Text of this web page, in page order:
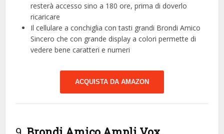
resterà accesso sino a 180 ore, prima di doverlo
ricaricare
Il cellulare a conchiglia con tasti grandi Brondi Amico
Sincero che con grande display a colori permette di
vedere bene caratteri e numeri
ACQUISTA DA AMAZON